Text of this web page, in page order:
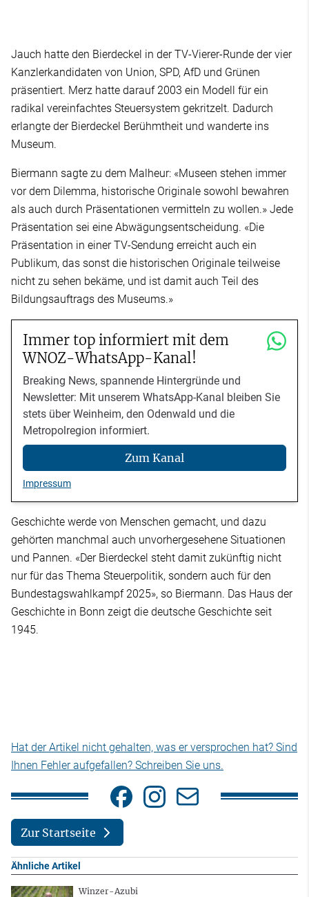
Jauch hatte den Bierdeckel in der TV-Vierer-Runde der vier
Kanzlerkandidaten von Union, SPD, AfD und Grünen
präsentiert. Merz hatte darauf 2003 ein Modell für ein
radikal vereinfachtes Steuersystem gekritzelt. Dadurch
erlangte der Bierdeckel Berühmtheit und wanderte ins
Museum.
Biermann sagte zu dem Malheur: «Museen stehen immer
vor dem Dilemma, historische Originale sowohl bewahren
als auch durch Präsentationen vermitteln zu wollen.» Jede
Präsentation sei eine Abwägungsentscheidung. «Die
Präsentation in einer TV-Sendung erreicht auch ein
Publikum, das sonst die historischen Originale teilweise
nicht zu sehen bekäme, und ist damit auch Teil des
Bildungsauftrags des Museums.»
Immer top informiert mit dem
WNOZ-WhatsApp-Kanal!
Breaking News, spannende Hintergründe und
Newsletter: Mit unserem WhatsApp-Kanal bleiben Sie
stets über Weinheim, den Odenwald und die
Metropolregion informiert.
Zum Kanal
Impressum
Geschichte werde von Menschen gemacht, und dazu
gehörten manchmal auch unvorhergesehene Situationen
und Pannen. «Der Bierdeckel steht damit zukünftig nicht
nur für das Thema Steuerpolitik, sondern auch für den
Bundestagswahlkampf 2025», so Biermann. Das Haus der
Geschichte in Bonn zeigt die deutsche Geschichte seit
1945.
Hat der Artikel nicht gehalten, was er versprochen hat? Sind
Ihnen Fehler aufgefallen? Schreiben Sie uns.
Zur Startseite
Ähnliche Artikel
Winzer-Azubi